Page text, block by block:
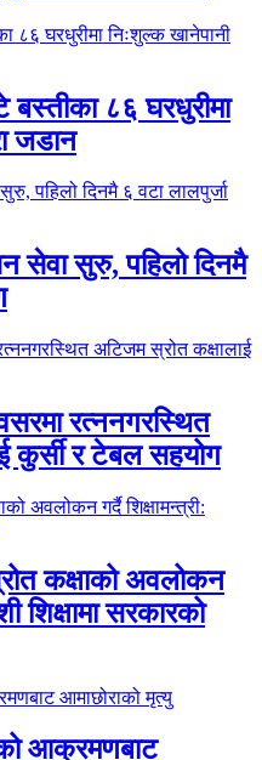
८६ घरधुरीमा
जडान
सेवा सुरु, पहिलो दिनमै
रत्ननगरस्थित
कुर्सी र टेबल सहयोग
कक्षाको अवलोकन
शिक्षामा सरकारको
आक्रमणबाट